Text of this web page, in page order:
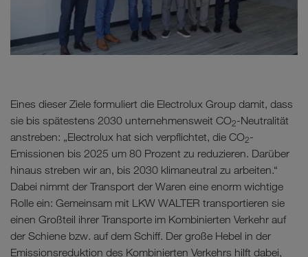
Eines dieser Ziele formuliert die Electrolux Group damit, dass
sie bis spätestens 2030 unternehmensweit CO2-Neutralität
anstreben: „Electrolux hat sich verpflichtet, die CO2-
Emissionen bis 2025 um 80 Prozent zu reduzieren. Darüber
hinaus streben wir an, bis 2030 klimaneutral zu arbeiten.“
Dabei nimmt der Transport der Waren eine enorm wichtige
Rolle ein: Gemeinsam mit LKW WALTER transportieren sie
einen Großteil ihrer Transporte im Kombinierten Verkehr auf
der Schiene bzw. auf dem Schiff. Der große Hebel in der
Emissionsreduktion des Kombinierten Verkehrs hilft dabei,